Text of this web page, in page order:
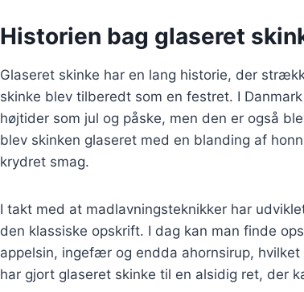
Historien bag glaseret
Glaseret skinke har en lang historie, der
skinke blev tilberedt som en festret. I
højtider som jul og påske, men den er også
blev skinken glaseret med en blanding af
krydret smag.
I takt med at madlavningsteknikker har
den klassiske opskrift. I dag kan man finde
appelsin, ingefær og endda ahornsirup,
har gjort glaseret skinke til en alsidig ret, der